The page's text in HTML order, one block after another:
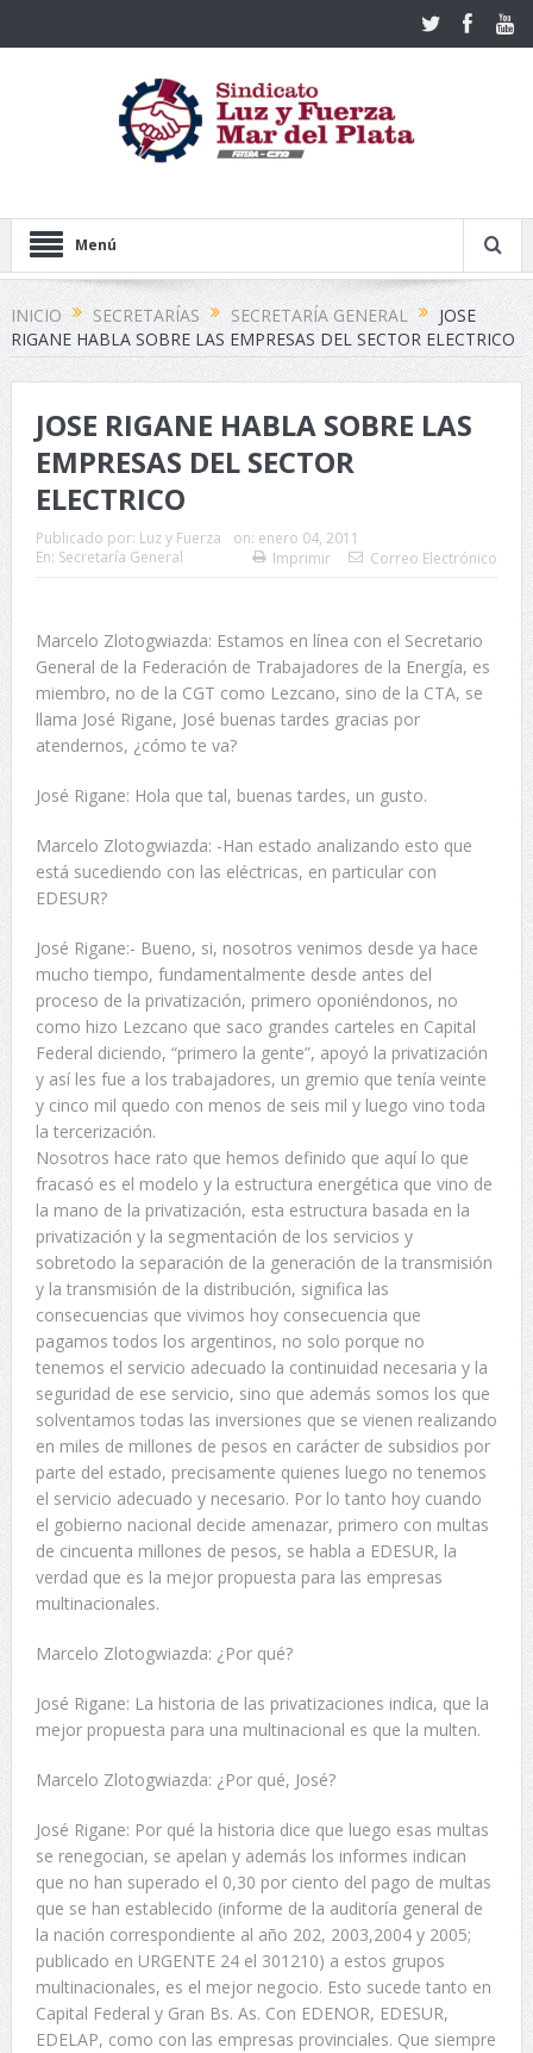
Menú
INICIO SECRETARÍAS SECRETARÍA GENERAL
JOSE
RIGANE HABLA SOBRE LAS EMPRESAS DEL SECTOR ELECTRICO
JOSE RIGANE HABLA SOBRE LAS
EMPRESAS DEL SECTOR
ELECTRICO
Publicado por: Luz y Fuerza on: enero 04, 2011
En: Secretaría General Imprimir Correo Electrónico
Marcelo Zlotogwiazda: Estamos en línea con el Secretario
General de la Federación de Trabajadores de la Energía, es
miembro, no de la CGT como Lezcano, sino de la CTA, se
llama José Rigane, José buenas tardes gracias por
atendernos, ¿cómo te va?
José Rigane: Hola que tal, buenas tardes, un gusto.
Marcelo Zlotogwiazda: -Han estado analizando esto que
está sucediendo con las eléctricas, en particular con
EDESUR?
José Rigane:- Bueno, si, nosotros venimos desde ya hace
mucho tiempo, fundamentalmente desde antes del
proceso de la privatización, primero oponiéndonos, no
como hizo Lezcano que saco grandes carteles en Capital
Federal diciendo, “primero la gente”, apoyó la privatización
y así les fue a los trabajadores, un gremio que tenía veinte
y cinco mil quedo con menos de seis mil y luego vino toda
la tercerización.
Nosotros hace rato que hemos definido que aquí lo que
fracasó es el modelo y la estructura energética que vino de
la mano de la privatización, esta estructura basada en la
privatización y la segmentación de los servicios y
sobretodo la separación de la generación de la transmisión
y la transmisión de la distribución, significa las
consecuencias que vivimos hoy consecuencia que
pagamos todos los argentinos, no solo porque no
tenemos el servicio adecuado la continuidad necesaria y la
seguridad de ese servicio, sino que además somos los que
solventamos todas las inversiones que se vienen realizando
en miles de millones de pesos en carácter de subsidios por
parte del estado, precisamente quienes luego no tenemos
el servicio adecuado y necesario. Por lo tanto hoy cuando
el gobierno nacional decide amenazar, primero con multas
de cincuenta millones de pesos, se habla a EDESUR, la
verdad que es la mejor propuesta para las empresas
multinacionales.
Marcelo Zlotogwiazda: ¿Por qué?
José Rigane: La historia de las privatizaciones indica, que la
mejor propuesta para una multinacional es que la multen.
Marcelo Zlotogwiazda: ¿Por qué, José?
José Rigane: Por qué la historia dice que luego esas multas
se renegocian, se apelan y además los informes indican
que no han superado el 0,30 por ciento del pago de multas
que se han establecido (informe de la auditoría general de
la nación correspondiente al año 202, 2003,2004 y 2005;
publicado en URGENTE 24 el 301210) a estos grupos
multinacionales, es el mejor negocio. Esto sucede tanto en
Capital Federal y Gran Bs. As. Con EDENOR, EDESUR,
EDELAP, como con las empresas provinciales. Que siempre